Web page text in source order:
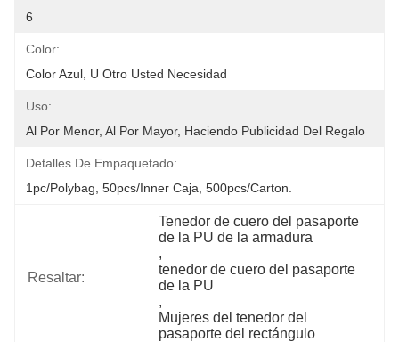
6
Color:
Color Azul, U Otro Usted Necesidad
Uso:
Al Por Menor, Al Por Mayor, Haciendo Publicidad Del Regalo
Detalles De Empaquetado:
1pc/polybag, 50pcs/inner Caja, 500pcs/carton.
Resaltar:
Tenedor de cuero del pasaporte
de la PU de la armadura
,
tenedor de cuero del pasaporte
de la PU
,
Mujeres del tenedor del
pasaporte del rectángulo